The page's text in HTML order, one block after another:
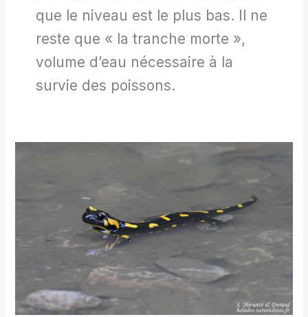
que le niveau est le plus bas. Il ne
reste que « la tranche morte »,
volume d’eau nécessaire à la
survie des poissons.